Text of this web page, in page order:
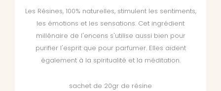
Les Résines, 100% naturelles, stimulent les sentiments,
les émotions et les sensations. Cet ingrédient
millénaire de l'encens s'utilise aussi bien pour
purifier l'esprit que pour parfumer. Elles aident
également à la spiritualité et la méditation.
sachet de 20gr de résine